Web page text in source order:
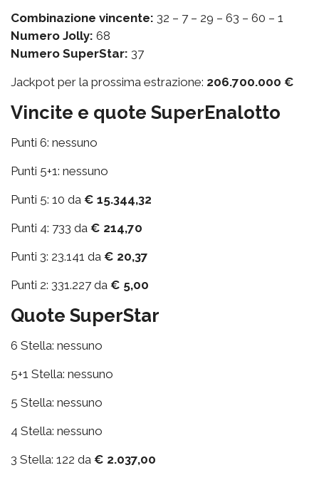
Combinazione vincente: 32 – 7 – 29 – 63 – 60 – 1
Numero Jolly: 68
Numero SuperStar: 37
Jackpot per la prossima estrazione: 206.700.000 €
Vincite e quote SuperEnalotto
Punti 6: nessuno
Punti 5+1: nessuno
Punti 5: 10 da € 15.344,32
Punti 4: 733 da € 214,70
Punti 3: 23.141 da € 20,37
Punti 2: 331.227 da € 5,00
Quote SuperStar
6 Stella: nessuno
5+1 Stella: nessuno
5 Stella: nessuno
4 Stella: nessuno
3 Stella: 122 da € 2.037,00